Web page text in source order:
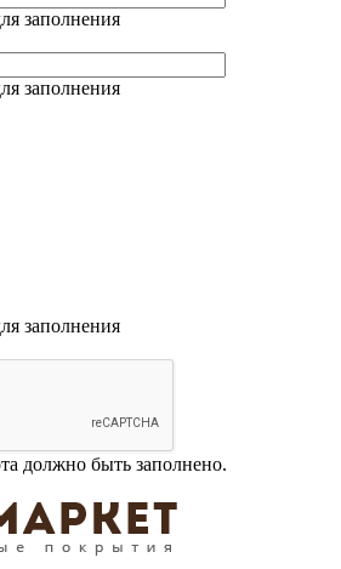
заполнения
заполнения
заполнения
должно быть заполнено.